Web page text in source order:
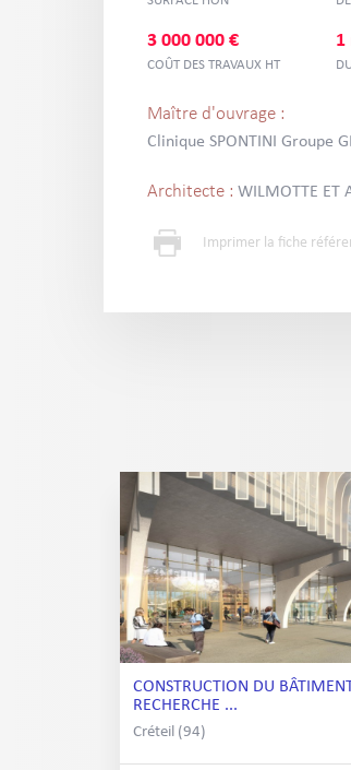
3 000 000 €
COÛT DES TRAVAUX HT
1
Maître d'ouvrage :
Clinique SPONTINI Groupe
Architecte : WILMOTTE ET
Imprimer la fiche
CONSTRUCTION DU
RECHERCHE ...
Créteil (94)